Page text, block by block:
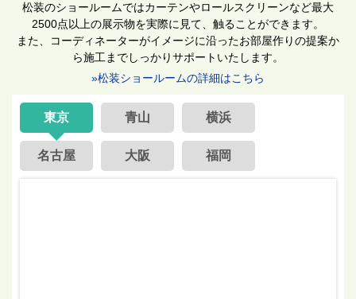
松装のショールームではカーテンやロールスクリーンなど最大
2500点以上の展示物を実際に見て、触ることができます。
また、コーディネーターがイメージに沿ったお部屋作りの提案か
ら施工までしっかりサポートいたします。
»松装ショールームの詳細はこちら
東京 青山 横浜
名古屋 大阪 福岡